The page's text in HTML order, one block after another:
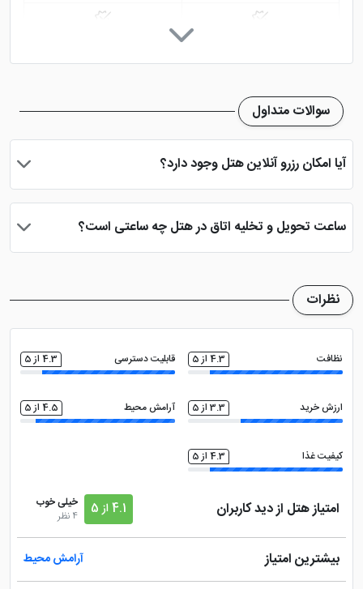
نمازخانه اتاق چمدان
دید شهر
سوالات متداول
آیا امکان رزرو آنلاین هتل وجود دارد؟
بله، با انتخاب تاریخ ورود و خروج، نوع اتاق و تعداد نفرات می توانید
دریافت نمایید.
ساعت تحویل و تخلیه اتاق در هتل چه ساعتی است؟
ساعت تحویل اتاق ساعت 2 بعد از ظهر و ساعت تخلیه اتاق 12 ظهر
نظرات
نظافت 4.3 از 5 قابلیت دسترسی 4.3 از 5
ارزش خرید 3.3 از 5 آرامش محیط 4.5 از 5
کیفیت غذا 4.3 از 5
امتیاز هتل از دید کاربران 4.1 از 5
خیلی خوب
4 نظر
بیشترین امتیاز آرامش محیط